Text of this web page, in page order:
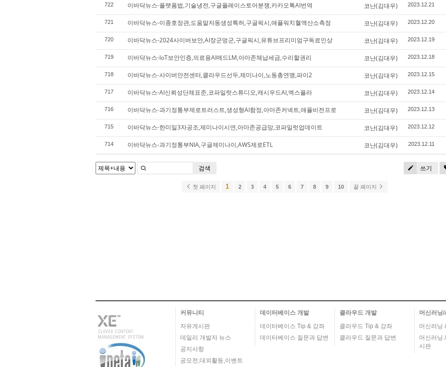
722 이바닥뉴스-플랫폼법,기술냉전,구글플레이스토어분쟁,카카오톡AI번역 코난(김대우) 2023.12.21
721 이바닥뉴스-이종호장관,도움말자동생성특허,구글픽시,애플워치혈액산소측정 코난(김대우) 2023.12.20
720 이바닥뉴스-2024사이버보안,AI장군멍군,구글픽시,유튜브프리미엄구독료인상 코난(김대우) 2023.12.19
719 이바닥뉴스-IoT보안인증,의료용AI메드LM,아마존체납세금,수리할권리 코난(김대우) 2023.12.18
718 이바닥뉴스-사이버안전센터,클라우드선두,제미나이,노동총연맹,파이2 코난(김대우) 2023.12.15
717 이바닥뉴스-AI신뢰성단체표준,코파일럿스튜디오,캐시우드AI,엑스플라 코난(김대우) 2023.12.14
716 이바닥뉴스-과기정통부제로트러스트,생성형AI함정,아마존커넥트,애플비전프로 코난(김대우) 2023.12.13
715 이바닥뉴스-한미일3자공조,제미나이시연,아마존공급망,코파일럿업데이트 코난(김대우) 2023.12.12
714 이바닥뉴스-과기정통부NIA,구글제미나이,AWS제로ETL 코난(김대우) 2023.12.11
쓰기
검색
첫 페이지 1 2 3 4 5 6 7 8 9 10 끝 페이지
커뮤니티
자유게시판
데일리 개발자 뉴스
공지사항
공모전,대외활동,이벤트
데이터베이스 개발
데이터베이스 Tip & 강좌
데이터베이스 질문과 답변
클라우드 개발
클라우드 Tip & 강좌
클라우드 질문과 답변
머신러닝
머신러닝
머신러닝
시판